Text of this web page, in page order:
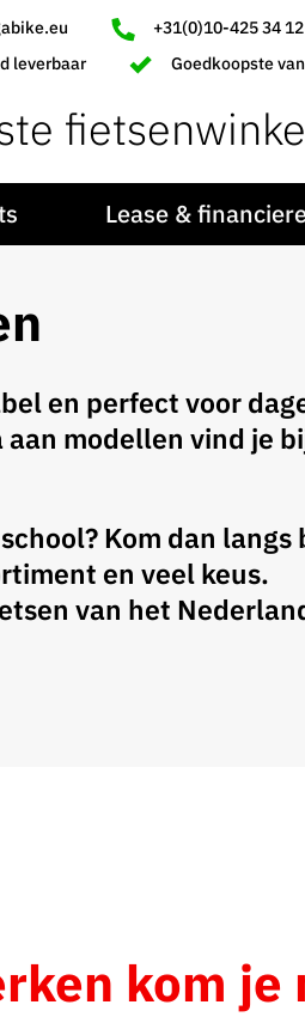
+31(0)10-425 34 12
leverbaar
Goedkoopste
Lease &
en perfect voor
modellen vind je
Kom dan langs
en veel keus.
van het
kom je